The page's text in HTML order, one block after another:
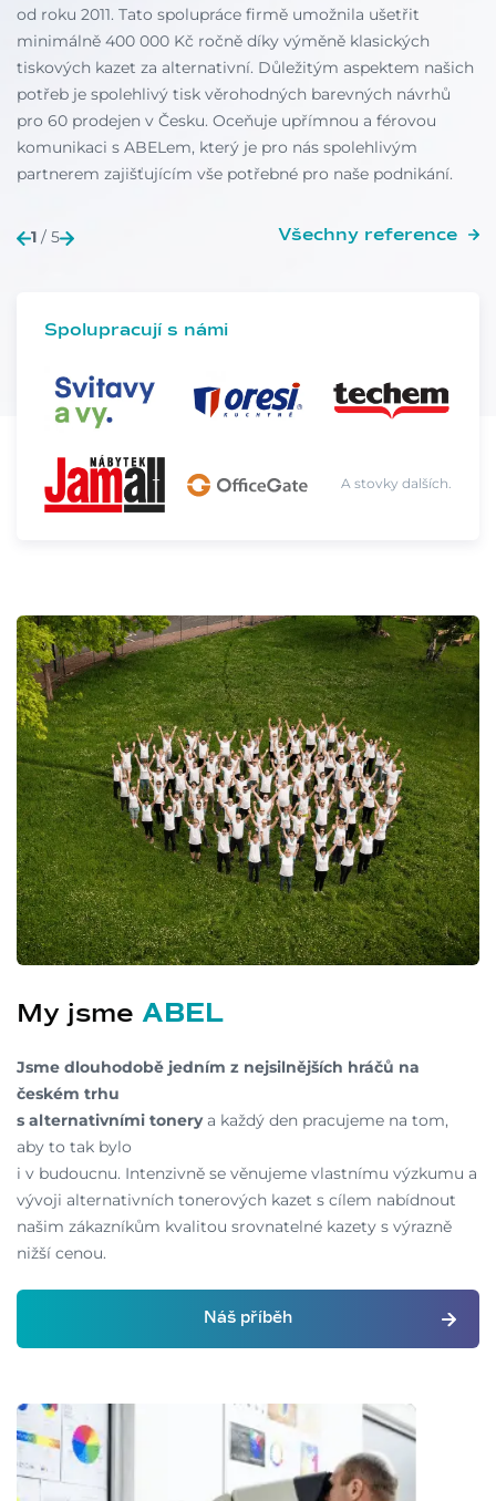
od roku 2011. Tato spolupráce firmě umožnila ušetřit
minimálně 400 000 Kč ročně díky výměně klasických
tiskových kazet za alternativní. Důležitým aspektem našich
potřeb je spolehlivý tisk věrohodných barevných návrhů
pro 60 prodejen v Česku. Oceňuje upřímnou a férovou
komunikaci s ABELem, který je pro nás spolehlivým
partnerem zajišťujícím vše potřebné pro naše podnikání.
Všechny reference
1 / 5
Spolupracují s námi
A stovky dalších.
My jsme ABEL
Jsme dlouhodobě jedním z nejsilnějších hráčů na
českém trhu
s alternativními tonerya každý den pracujeme na tom,
aby to tak bylo
i v budoucnu. Intenzivně se věnujeme vlastnímu výzkumu a
vývoji alternativních tonerových kazet s cílem nabídnout
našim zákazníkům kvalitou srovnatelné kazety s výrazně
nižší cenou.
Náš příběh